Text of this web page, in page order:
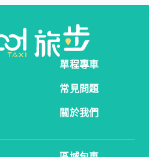
單程專車
常見問題
關於我們